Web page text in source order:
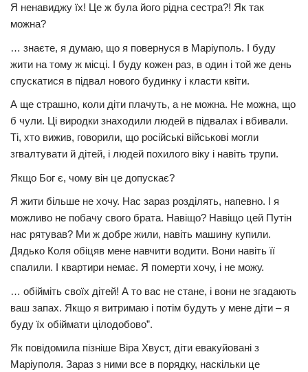
Я ненавиджу їх! Це ж була його рідна сестра?! Як так
можна?
… знаєте, я думаю, що я повернуся в Маріуполь. І буду
жити на тому ж місці. І буду кожен раз, в один і той же день
спускатися в підвал нового будинку і класти квіти.
А ще страшно, коли діти плачуть, а не можна. Не можна, що
б чули. Ці виродки знаходили людей в підвалах і вбивали.
Ті, хто вижив, говорили, що російські військові могли
згвалтувати й дітей, і людей похилого віку і навіть трупи.
Якщо Бог є, чому він це допускає?
Я жити більше не хочу. Нас зараз розділять, напевно. І я
можливо не побачу свого брата. Навіщо? Навіщо цей Путін
нас рятував? Ми ж добре жили, навіть машину купили.
Дядько Коля обіцяв мене навчити водити. Вони навіть її
спалили. І квартири немає. Я померти хочу, і не можу.
… обійміть своїх дітей! А то вас не стане, і вони не згадають
ваш запах. Якщо я витримаю і потім будуть у мене діти – я
буду їх обіймати цілодобово”.
Як повідомила пізніше Віра Хвуст, діти евакуйовані з
Маріуполя. Зараз з ними все в порядку, наскільки це